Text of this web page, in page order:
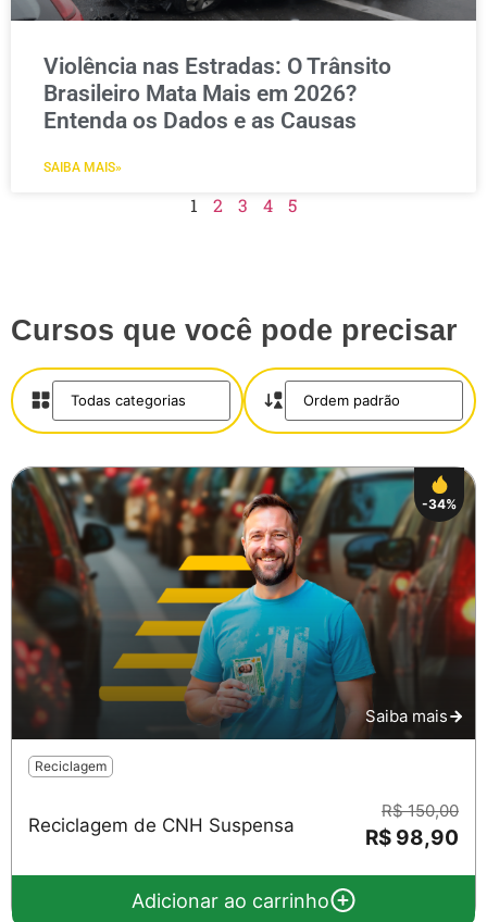
Violência nas Estradas: O Trânsito
Brasileiro Mata Mais em 2026?
Entenda os Dados e as Causas
SAIBA MAIS»
1 2 3 4 5
Cursos que você pode precisar
-34%
Saiba mais
Reciclagem
Reciclagem de CNH Suspensa
R$ 150,00
R$ 98,90
Adicionar ao carrinho